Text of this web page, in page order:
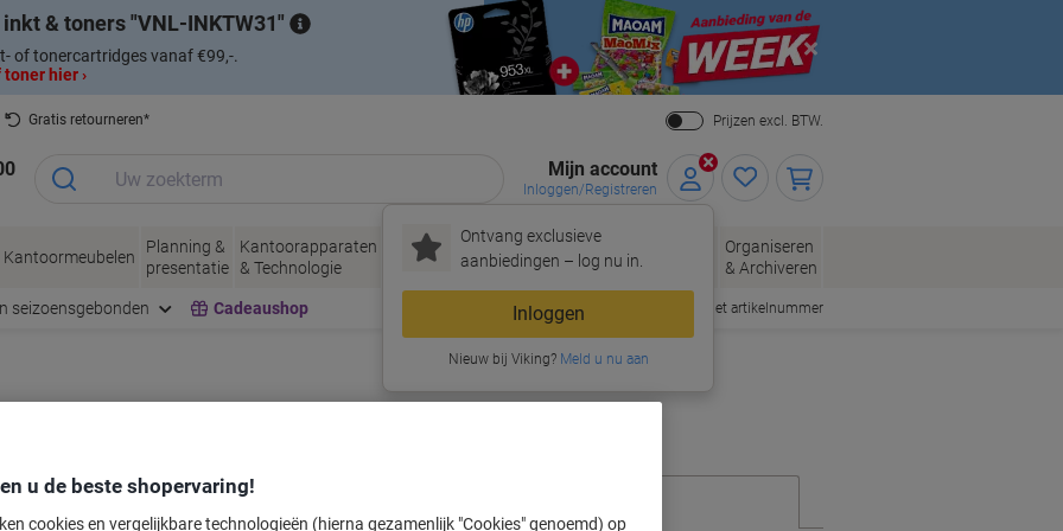
inkt & toners VNL-INKTW31
of tonercartridges vanaf €99,-.
hier ›
Close
Gratis retourneren*
Prijzen excl. BTW.
Mijn account
Inloggen/Registreren
Ontvang exclusieve
aanbiedingen – log nu in.
Inloggen
Nieuw bij Viking?Meld u nu aan
Kantoormeubelen
Planning &
presentatie
Kantoorapparaten
& Technologie
Inkt &
Toner
Papier, Enveloppen
& Verpakken
Kantoorartikelen
Organiseren
& Archiveren
seizoensgebonden Cadeaushop Snel bestellen met artikelnummer
voor uw printer
Kies merk, reeks en model uit de opties hieronder
u de beste shopervaring!
cookies en vergelijkbare technologieën (hierna gezamenlijk "Cookies" genoemd) op